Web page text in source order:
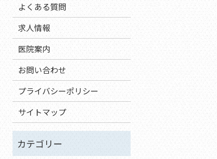
よくある質問
求人情報
医院案内
お問い合わせ
プライバシーポリシー
サイトマップ